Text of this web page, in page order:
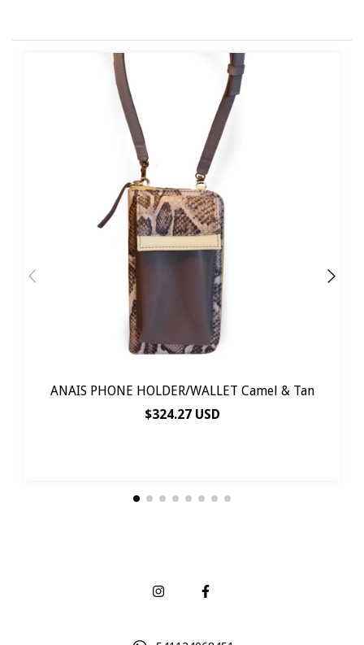
ANAIS PHONE HOLDER/WALLET Camel & Tan
$324.27 USD